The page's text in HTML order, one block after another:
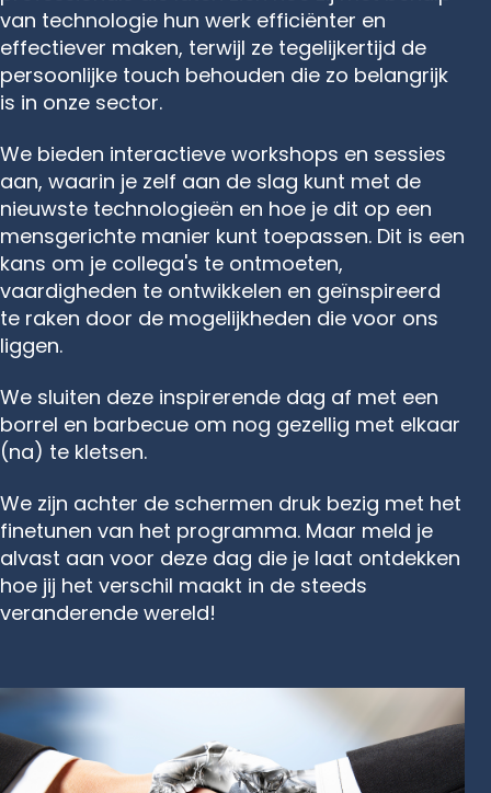
van technologie hun werk efficiënter en
effectiever maken, terwijl ze tegelijkertijd de
persoonlijke touch behouden die zo belangrijk
is in onze sector.
We bieden interactieve workshops en sessies
aan, waarin je zelf aan de slag kunt met de
nieuwste technologieën en hoe je dit op een
mensgerichte manier kunt toepassen. Dit is een
kans om je collega's te ontmoeten,
vaardigheden te ontwikkelen en geïnspireerd
te raken door de mogelijkheden die voor ons
liggen.
We sluiten deze inspirerende dag af met een
borrel en barbecue om nog gezellig met elkaar
(na) te kletsen.
We zijn achter de schermen druk bezig met het
finetunen van het programma. Maar meld je
alvast aan voor deze dag die je laat ontdekken
hoe jij het verschil maakt in de steeds
veranderende wereld!